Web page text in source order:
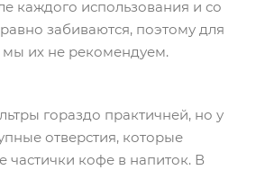
каждого использования и со
забиваются, поэтому для
мы их не рекомендуем.
гораздо практичней, но у
отверстия, которые
частички кофе в напиток. В